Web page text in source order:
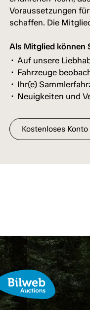
Voraussetzungen
schaffen. Die
Als Mitglied können
Auf unsere
Fahrzeuge
Ihr(e)
Neuigkeiten und
Kostenloses